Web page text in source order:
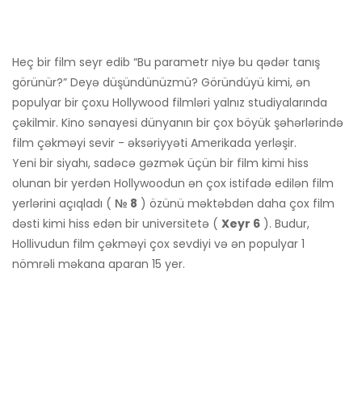
Heç bir film seyr edib “Bu parametr niyə bu qədər tanış
görünür?” Deyə düşündünüzmü? Göründüyü kimi, ən
populyar bir çoxu Hollywood filmləri yalnız studiyalarında
çəkilmir. Kino sənayesi dünyanın bir çox böyük şəhərlərində
film çəkməyi sevir - əksəriyyəti Amerikada yerləşir.
Yeni bir siyahı, sadəcə gəzmək üçün bir film kimi hiss
olunan bir yerdən Hollywoodun ən çox istifadə edilən film
yerlərini açıqladı ( № 8 ) özünü məktəbdən daha çox film
dəsti kimi hiss edən bir universitetə ​​( Xeyr 6 ). Budur,
Hollivudun film çəkməyi çox sevdiyi və ən populyar 1
nömrəli məkana aparan 15 yer.